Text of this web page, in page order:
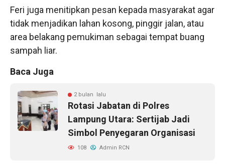
Feri juga menitipkan pesan kepada masyarakat agar
tidak menjadikan lahan kosong, pinggir jalan, atau
area belakang pemukiman sebagai tempat buang
sampah liar.
Baca Juga
2 bulan lalu
Rotasi Jabatan di Polres
Lampung Utara: Sertijab Jadi
Simbol Penyegaran Organisasi
108 Admin RCN